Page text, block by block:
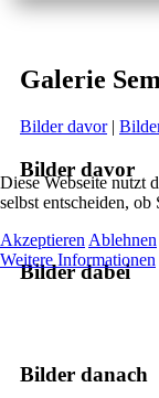
Galerie
Bilder davor|
Bilder davor
Bilder dabei
Bilder danach
Diese Webseite nutzt
selbst entscheiden, ob
Akzeptieren Ablehnen
Weitere Informationen